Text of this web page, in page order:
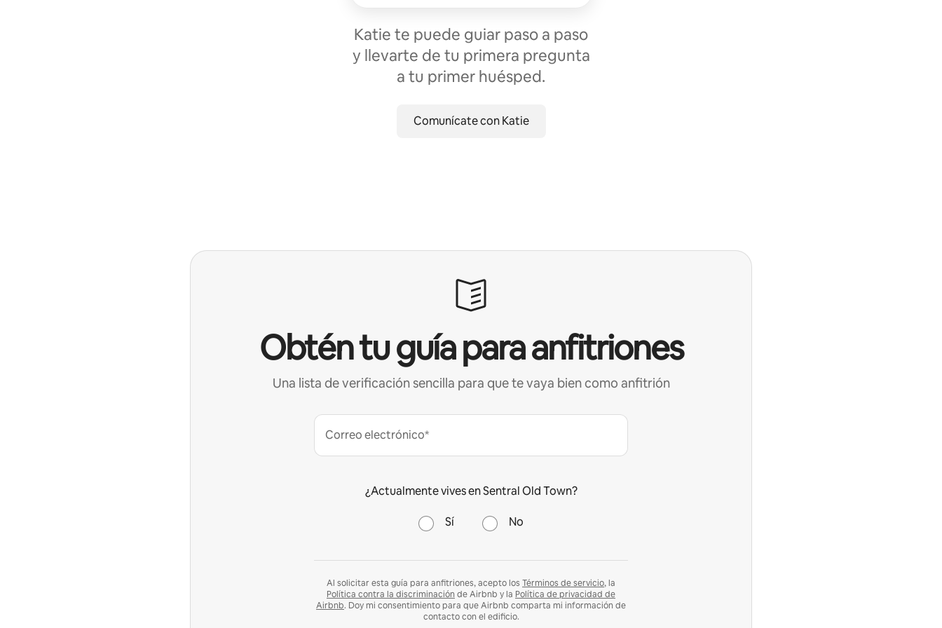
Katie te puede guiar paso a paso
y llevarte de tu primera pregunta
a tu primer huésped.
Comunícate con Katie
Obtén tu guía para anfitriones
Una lista de verificación sencilla para que te vaya bien como anfitrión
Correo electrónico*
¿Actualmente vives en Sentral Old Town?
Sí No
Al solicitar esta guía para anfitriones, acepto los Términos de servicio, la
Política contra la discriminación de Airbnb y la Política de privacidad de
Airbnb. Doy mi consentimiento para que Airbnb comparta mi información de
contacto con el edificio.